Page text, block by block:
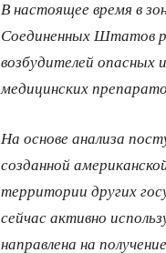
В настоящее время в
Соединенных Штатов
возбудителей опасных
медицинских
На основе анализа
созданной
территории других
сейчас активно
направлена на